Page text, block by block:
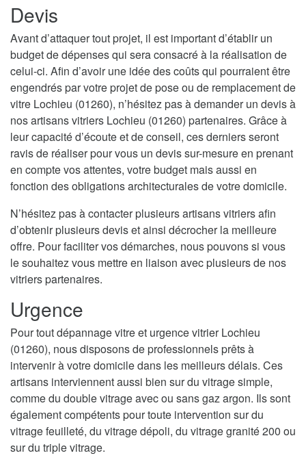
Devis
Avant d’attaquer tout projet, il est important d’établir un
budget de dépenses qui sera consacré à la réalisation de
celui-ci. Afin d’avoir une idée des coûts qui pourraient être
engendrés par votre projet de pose ou de remplacement de
vitre Lochieu (01260), n’hésitez pas à demander un devis à
nos artisans vitriers Lochieu (01260) partenaires. Grâce à
leur capacité d’écoute et de conseil, ces derniers seront
ravis de réaliser pour vous un devis sur-mesure en prenant
en compte vos attentes, votre budget mais aussi en
fonction des obligations architecturales de votre domicile.
N’hésitez pas à contacter plusieurs artisans vitriers afin
d’obtenir plusieurs devis et ainsi décrocher la meilleure
offre. Pour faciliter vos démarches, nous pouvons si vous
le souhaitez vous mettre en liaison avec plusieurs de nos
vitriers partenaires.
Urgence
Pour tout dépannage vitre et urgence vitrier Lochieu
(01260), nous disposons de professionnels prêts à
intervenir à votre domicile dans les meilleurs délais. Ces
artisans interviennent aussi bien sur du vitrage simple,
comme du double vitrage avec ou sans gaz argon. Ils sont
également compétents pour toute intervention sur du
vitrage feuilleté, du vitrage dépoli, du vitrage granité 200 ou
sur du triple vitrage.